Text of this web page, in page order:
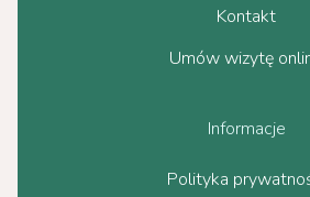
Kontakt
Umów wizytę
Informacje
Polityka